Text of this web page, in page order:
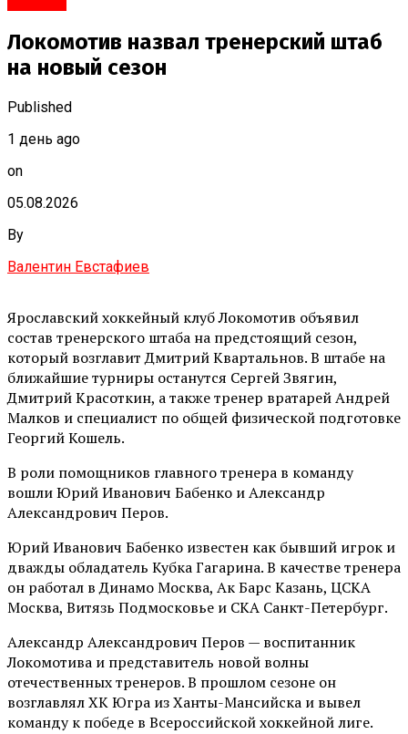
Локомотив назвал тренерский штаб
на новый сезон
Published
1 день ago
on
05.08.2026
By
Валентин Евстафиев
Ярославский хоккейный клуб Локомотив объявил
состав тренерского штаба на предстоящий сезон,
который возглавит Дмитрий Квартальнов. В штабе на
ближайшие турниры останутся Сергей Звягин,
Дмитрий Красоткин, а также тренер вратарей Андрей
Малков и специалист по общей физической подготовке
Георгий Кошель.
В роли помощников главного тренера в команду
вошли Юрий Иванович Бабенко и Александр
Александрович Перов.
Юрий Иванович Бабенко известен как бывший игрок и
дважды обладатель Кубка Гагарина. В качестве тренера
он работал в Динамо Москва, Ак Барс Казань, ЦСКА
Москва, Витязь Подмосковье и СКА Санкт-Петербург.
Александр Александрович Перов — воспитанник
Локомотива и представитель новой волны
отечественных тренеров. В прошлом сезоне он
возглавлял ХК Югра из Ханты-Мансийска и вывел
команду к победе в Всероссийской хоккейной лиге.